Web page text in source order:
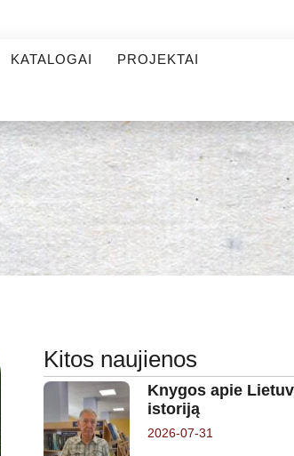
KATALOGAI PROJEKTAI
Kitos naujienos
Knygos apie
istoriją
2026-07-31